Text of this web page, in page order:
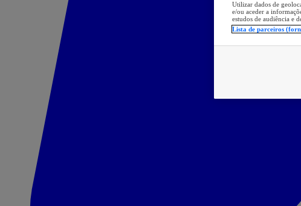
Utilizar dados de
e/ou aceder a
estudos de audiência e
Lista de parceiros